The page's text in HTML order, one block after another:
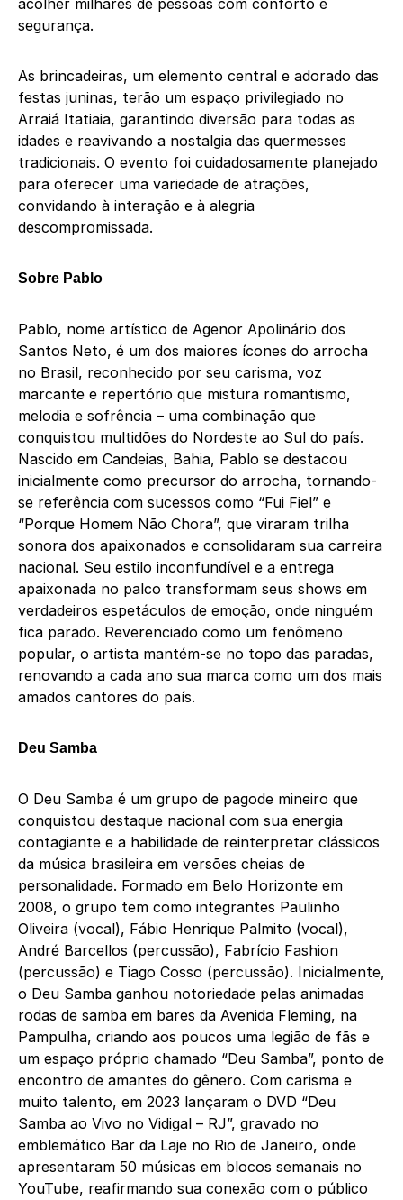
acolher milhares de pessoas com conforto e
segurança.
As brincadeiras, um elemento central e adorado das
festas juninas, terão um espaço privilegiado no
Arraiá Itatiaia, garantindo diversão para todas as
idades e reavivando a nostalgia das quermesses
tradicionais. O evento foi cuidadosamente planejado
para oferecer uma variedade de atrações,
convidando à interação e à alegria
descompromissada.
Sobre Pablo
Pablo, nome artístico de Agenor Apolinário dos
Santos Neto, é um dos maiores ícones do arrocha
no Brasil, reconhecido por seu carisma, voz
marcante e repertório que mistura romantismo,
melodia e sofrência – uma combinação que
conquistou multidões do Nordeste ao Sul do país.
Nascido em Candeias, Bahia, Pablo se destacou
inicialmente como precursor do arrocha, tornando-
se referência com sucessos como “Fui Fiel” e
“Porque Homem Não Chora”, que viraram trilha
sonora dos apaixonados e consolidaram sua carreira
nacional. Seu estilo inconfundível e a entrega
apaixonada no palco transformam seus shows em
verdadeiros espetáculos de emoção, onde ninguém
fica parado. Reverenciado como um fenômeno
popular, o artista mantém-se no topo das paradas,
renovando a cada ano sua marca como um dos mais
amados cantores do país.
Deu Samba
O Deu Samba é um grupo de pagode mineiro que
conquistou destaque nacional com sua energia
contagiante e a habilidade de reinterpretar clássicos
da música brasileira em versões cheias de
personalidade. Formado em Belo Horizonte em
2008, o grupo tem como integrantes Paulinho
Oliveira (vocal), Fábio Henrique Palmito (vocal),
André Barcellos (percussão), Fabrício Fashion
(percussão) e Tiago Cosso (percussão). Inicialmente,
o Deu Samba ganhou notoriedade pelas animadas
rodas de samba em bares da Avenida Fleming, na
Pampulha, criando aos poucos uma legião de fãs e
um espaço próprio chamado “Deu Samba”, ponto de
encontro de amantes do gênero. Com carisma e
muito talento, em 2023 lançaram o DVD “Deu
Samba ao Vivo no Vidigal – RJ”, gravado no
emblemático Bar da Laje no Rio de Janeiro, onde
apresentaram 50 músicas em blocos semanais no
YouTube, reafirmando sua conexão com o público